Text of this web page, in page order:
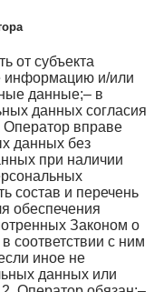
от субъекта
информацию и/или
данные;– в
данных согласия
Оператор вправе
данных без
при наличии
состав и перечень
обеспечения
Законом о
соответствии с ним
иное не
данных или